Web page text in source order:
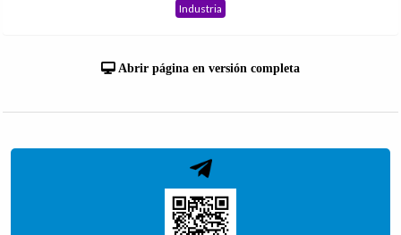
Industria
Abrir página en versión completa